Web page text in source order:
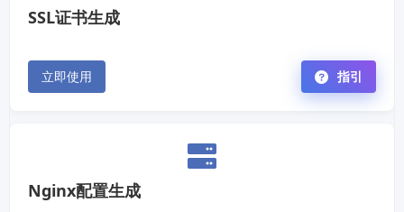
SSL证书生成
立即使用 指引
Nginx配置生成